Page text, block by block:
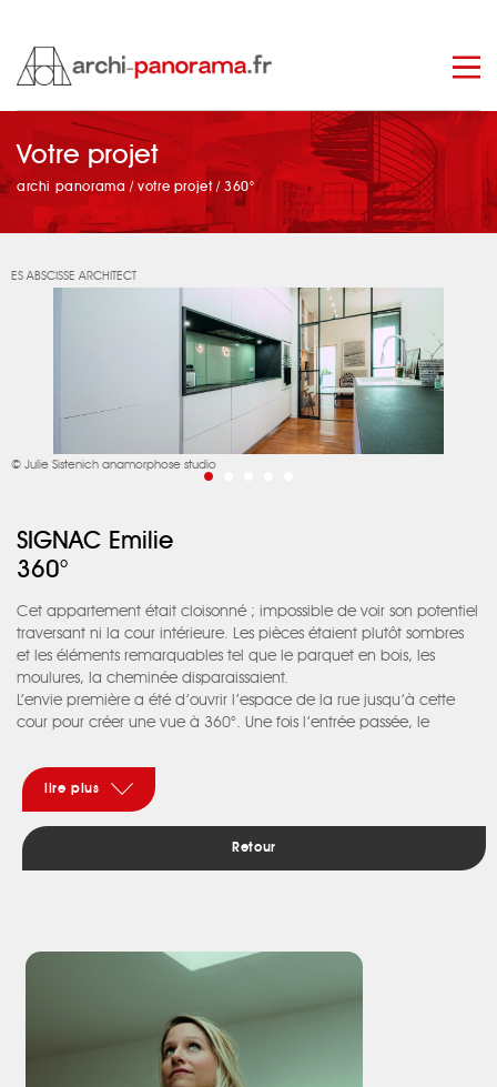
manage_search
Votre projet
archi panorama /votre projet /360°
ES ABSCISSE ARCHITECT
© Julie Sistenich anamorphose studio
SIGNAC Emilie
360°
Cet appartement était cloisonné ; impossible de voir son potentiel
traversant ni la cour intérieure. Les pièces étaient plutôt sombres
et les éléments remarquables tel que le parquet en bois, les
moulures, la cheminée disparaissaient.
L’envie première a été d’ouvrir l’espace de la rue jusqu’à cette
cour pour créer une vue à 360°. Une fois l’entrée passée, le
de miroir et de transparence avec la mise en scène d’une
verrière. Ainsi, l’oeil est sans cesse stimulé par l’alternance « des
pleins et des vides ».
La cuisine a été mise au centre, elle est la rotule qui articule le
reste des pièces. Elle est la fois l’endroit où l’on se pose et lieu de
simples et sobres mais l’expérience quand on rentre dans cet
lire plus
Retour